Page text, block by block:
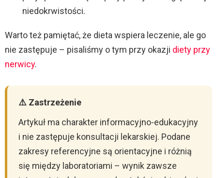
niedokrwistości.
Warto też pamiętać, że dieta wspiera leczenie, ale go
nie zastępuje – pisaliśmy o tym przy okazji diety przy
nerwicy.
⚠️ Zastrzeżenie
Artykuł ma charakter informacyjno-edukacyjny
i nie zastępuje konsultacji lekarskiej. Podane
zakresy referencyjne są orientacyjne i różnią
się między laboratoriami – wynik zawsze